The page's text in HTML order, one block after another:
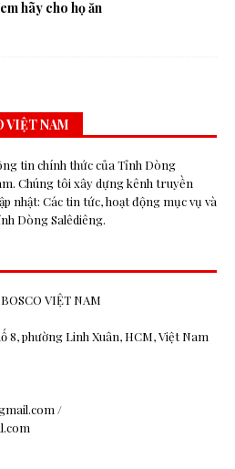
hãy cho họ ăn
VIỆT NAM
tin chính thức của Tỉnh Dòng
Chúng tôi xây dựng kênh truyền
nhật: Các tin tức, hoạt động mục vụ và
Dòng Salêdiêng.
VIỆT NAM
8, phường Linh Xuân, HCM, Việt Nam
/